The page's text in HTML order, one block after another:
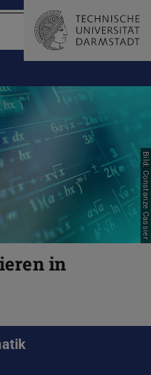
Bild: Constanze Cassier
in